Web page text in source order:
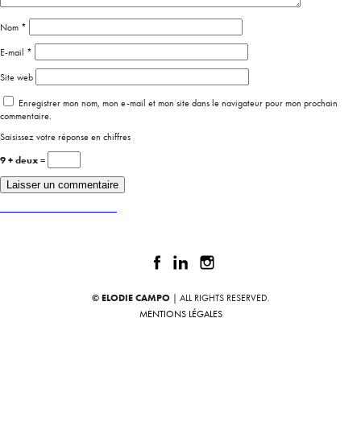
Nom *
E-mail *
Site web
Enregistrer mon nom, mon e-mail et mon site dans le navigateur pour mon prochain
commentaire.
Saisissez votre réponse en chiffres
9 + deux =
© ELODIE CAMPO| ALL RIGHTS RESERVED.
MENTIONS LÉGALES